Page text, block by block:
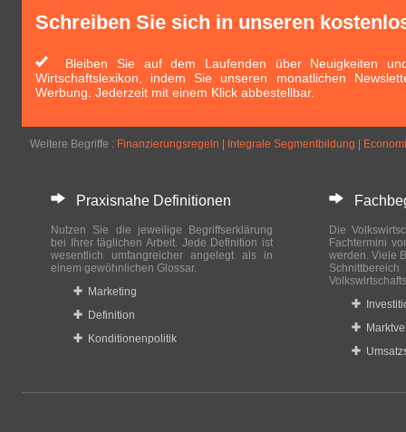
Schreiben Sie sich in unseren
Bleiben Sie auf dem Laufenden über Neuigkeiten
Wirtschaftslexikon, indem Sie unseren monatlichen
Werbung. Jederzeit mit einem Klick abbestellbar.
Weitere Begriffe : Finanzierungsregeln Integrale Segmentbildung
Praxisnahe Definitionen
Nutzen Sie die jeweilige Begriffserklärung
bei Ihrer täglichen Arbeit. Jede Definition ist
wesentlich umfangreicher angelegt als in
einem gewöhnlichen Glossar.
Marketing
Definition
Konditionenpolitik
Die
Fachtermini
werden. Viele